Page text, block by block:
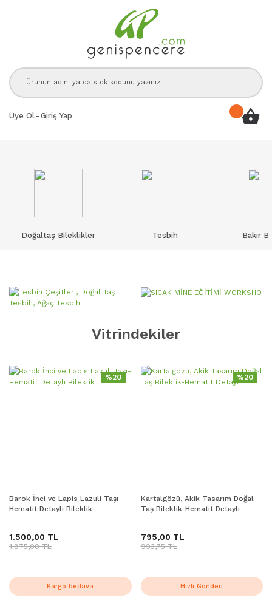
Üye Ol - Giriş Yap
Doğaltaş Bileklikler Tesbih Bakır
Vitrindekiler
%20
Barok İnci ve Lapis Lazuli Taşı-
Hematit Detaylı Bileklik
1.500,00 TL
1.875,00 TL
Kargo bedava
%20
Kartalgözü, Akik Tasarım Doğal
Taş Bileklik-Hematit Detaylı
795,00 TL
993,75 TL
Hızlı Gönderi